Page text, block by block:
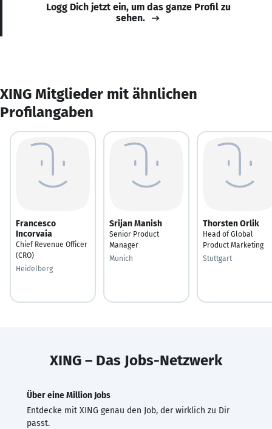
Logg Dich jetzt ein, um das ganze Profil zu
sehen.
XING Mitglieder mit ähnlichen
Profilangaben
Francesco
Incorvaia
Chief Revenue Officer
(CRO)
Heidelberg
Srijan Manish
Senior Product
Manager
Munich
Thorsten Orlik
Head of Global
Product Marketing
Stuttgart
XING – Das Jobs-Netzwerk
Über eine Million Jobs
Entdecke mit XING genau den Job, der wirklich zu Dir
passt.